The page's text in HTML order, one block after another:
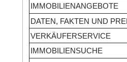
IMMOBILIENANGEBOTE
DATEN, FAKTEN UND
VERKÄUFERSERVICE
IMMOBILIENSUCHE